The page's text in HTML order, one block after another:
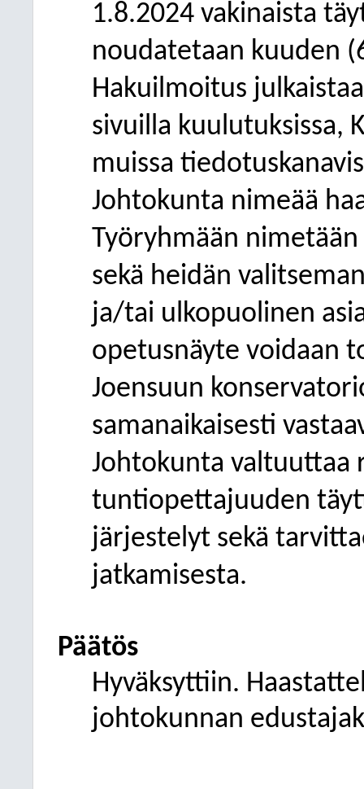
1.8.2024 vakinaista
noudatetaan kuuden
Hakuilmoitus
sivuilla kuulutuksissa,
muissa
Johtokunta nimeää
Työryhmään
sekä heidän
ja/tai ulkopuolinen
opetusnäyte voidaan
Joensuun
samanaikaisesti
Johtokunta valtuuttaa
tuntiopettajuuden
järjestelyt sekä
jatkamisesta.
Päätös
Hyväksyttiin.
johtokunnan